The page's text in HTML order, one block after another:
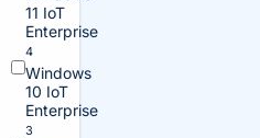
11 IoT
Enterprise
4
Windows
10 IoT
Enterprise
3